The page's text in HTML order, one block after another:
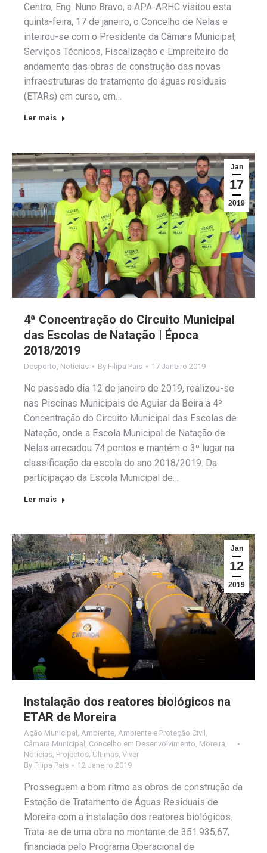
Centro, Eng. Nuno Bravo, a APA-ARHC visitou esta
quinta-feira, 17 de janeiro, o Concelho de Nelas e
inteirou-se com o Presidente da Câmara Municipal,
Serviços Técnicos, Fiscalização e Empreiteiro do
andamento das obras de construção das novas
infraestruturas de tratamento de águas residuais
(ETARs) em curso, em…
Ler mais
Jan
17
2019
4ª Concentração do Circuito Municipal
das Escolas de Natação | Época
2018/2019
Desporto, Notícias By Filipa Pais 17 Janeiro 2019
No passado dia 12 de janeiro de 2019, realizou-se
nas Piscinas Municipais de Aguiar da Beira a 4º
Concentração do Circuito Municipal das Escolas de
Natação, onde a Escola Municipal de Natação de
Nelas arrecadou 74 pontos e mantém o 3º lugar na
classificação da escola do ano 2018/2019. Da
participação da Escola Municipal de…
Ler mais
Jan
12
2019
Instalação dos reatores biológicos na
ETAR de Moreira
Ação Municipal Ambiente Ambiente e Proteção Civil
Câmara Municipal Concelho em Desenvolvimento Moreira
Notícias Projectos Últimas Viver
By Filipa Pais 12 Janeiro 2019
Prosseguem a bom ritmo as obras de construção da
Estação de Tratamento de Águas Residuais de
Moreira com a instalação dos reatores biológicos.
Trata-se de uma obra no montante de 351.935,67,
financiada pelo Programa Operacional de